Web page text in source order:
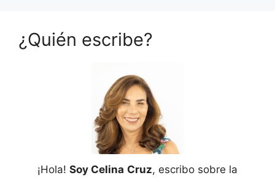
¿Quién escribe?
¡Hola! Soy Celina Cruz, escribo sobre la